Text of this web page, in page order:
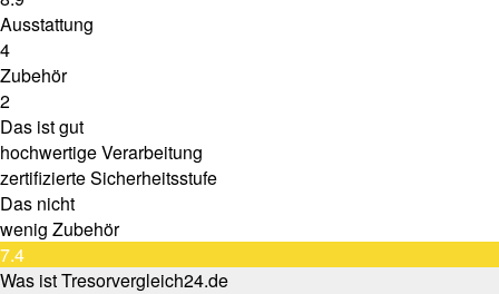
Ausstattung
4
Zubehör
2
Das ist gut
hochwertige Verarbeitung
zertifizierte Sicherheitsstufe
Das nicht
wenig Zubehör
7.4
Was ist Tresorvergleich24.de